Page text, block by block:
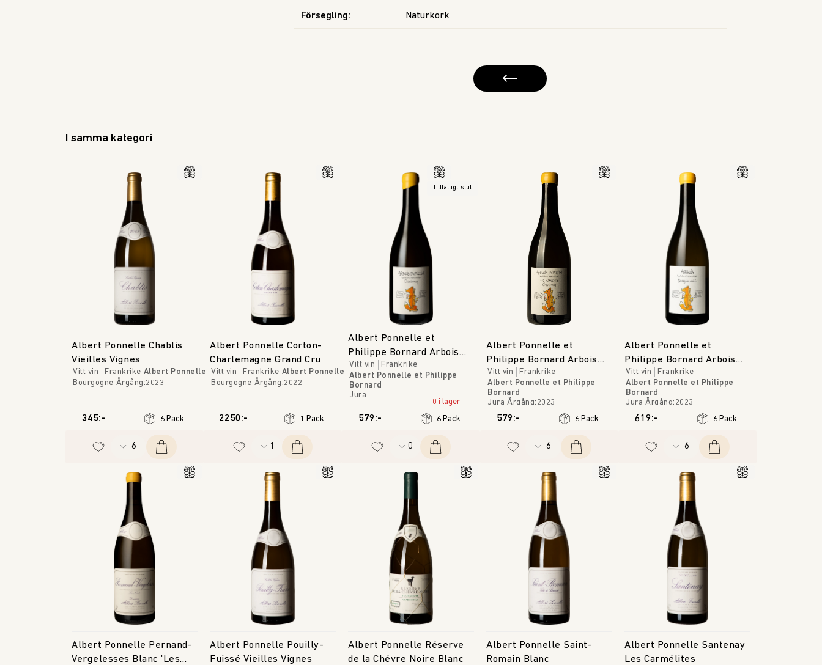
Försegling: Naturkork
I samma kategori
Albert Ponnelle Chablis
Vieilles Vignes
Vitt vin Frankrike Albert Ponnelle
Bourgogne Årgång:2023
345:- 6 Pack
Albert Ponnelle Corton-
Charlemagne Grand Cru
Vitt vin Frankrike Albert Ponnelle
Bourgogne Årgång:2022
2250:- 1 Pack
Tillfälligt slut
Albert Ponnelle et
Philippe Bornard Arbois
Pupillin
Vitt vin
Frankrike
Albert Ponnelle et Philippe
Bornard
Jura
0 i lager
579:- 6 Pack
Albert Ponnelle et
Philippe Bornard Arbois
Pupillin 'Les Viandris'
Vitt vin
Frankrike
Albert Ponnelle et Philippe
Bornard
Jura Årgång: 2023
579:- 6 Pack
Albert Ponnelle et
Philippe Bornard Arbois
Savagnin Ouille
Vitt vin
Frankrike
Albert Ponnelle et Philippe
Bornard
Jura Årgång: 2023
619:- 6 Pack
Albert Ponnelle Pernand-
Vergelesses Blanc 'Les
Albert Ponnelle Pouilly-
Fuissé Vieilles Vignes
Albert Ponnelle Réserve
de la Chévre Noire Blanc
Albert Ponnelle Saint-
Romain Blanc
Albert Ponnelle Santenay
Les Carmélites